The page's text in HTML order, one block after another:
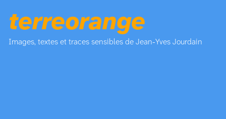
terreorange
Images, textes et traces sensibles de Jean-Yves Jourdain